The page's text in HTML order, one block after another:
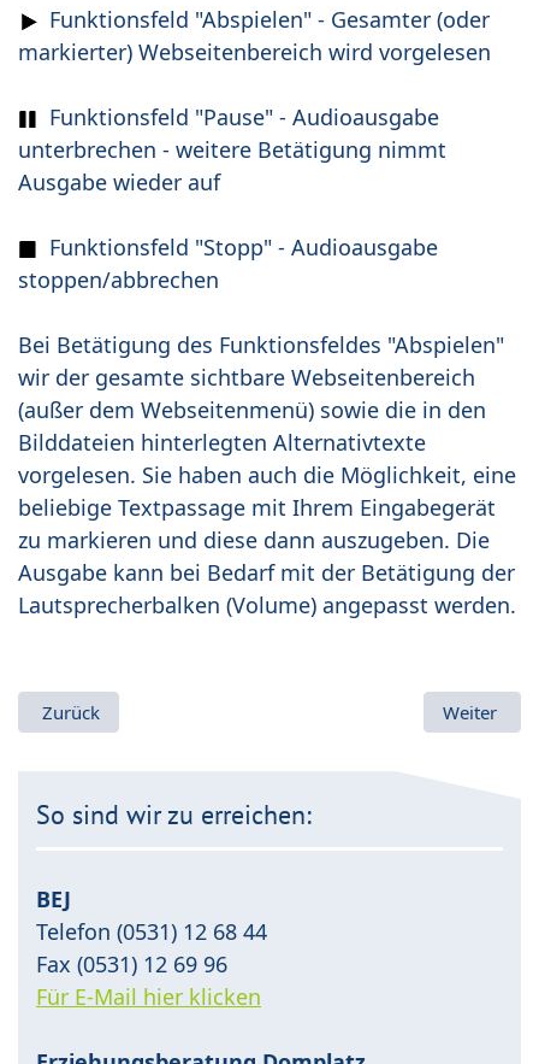
Funktionsfeld "Abspielen" - Gesamter (oder
markierter) Webseitenbereich wird vorgelesen
Funktionsfeld "Pause" - Audioausgabe
unterbrechen - weitere Betätigung nimmt
Ausgabe wieder auf
Funktionsfeld "Stopp" - Audioausgabe
stoppen/abbrechen
Bei Betätigung des Funktionsfeldes "Abspielen"
wir der gesamte sichtbare Webseitenbereich
(außer dem Webseitenmenü) sowie die in den
Bilddateien hinterlegten Alternativtexte
vorgelesen. Sie haben auch die Möglichkeit, eine
beliebige Textpassage mit Ihrem Eingabegerät
zu markieren und diese dann auszugeben. Die
Ausgabe kann bei Bedarf mit der Betätigung der
Lautsprecherbalken (Volume) angepasst werden.
Vorheriger Beitrag: Erklärung zur Barrierefreiheit
Zurück Nächster
Weiter
So sind wir zu erreichen:
BEJ
Telefon (0531) 12 68 44
Fax (0531) 12 69 96
Für E-Mail hier klicken